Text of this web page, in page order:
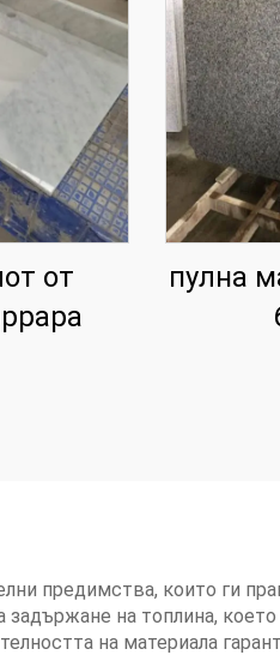
от
пулна
предимства, които ги
задържане на топлина,
на материала